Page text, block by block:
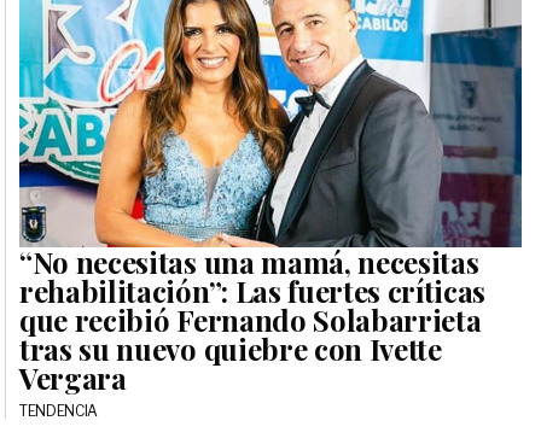
“No necesitas una mamá, necesitas
rehabilitación”: Las fuertes críticas
que recibió Fernando Solabarrieta
tras su nuevo quiebre con Ivette
Vergara
TENDENCIA